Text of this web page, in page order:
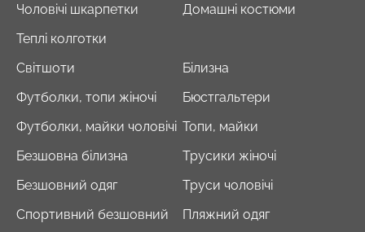
Чоловічі шкарпетки
Теплі колготки
Домашні костюми
Світшоти
Футболки, топи жіночі
Футболки, майки чоловічі
Безшовна білизна
Безшовний одяг
Спортивний безшовний
Білизна
Бюстгальтери
Топи, майки
Трусики жіночі
Труси чоловічі
Пляжний одяг